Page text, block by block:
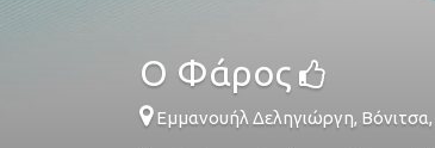
Ο Φάρος
Εμμανουήλ Δεληγιώργη, Βόνιτσα,